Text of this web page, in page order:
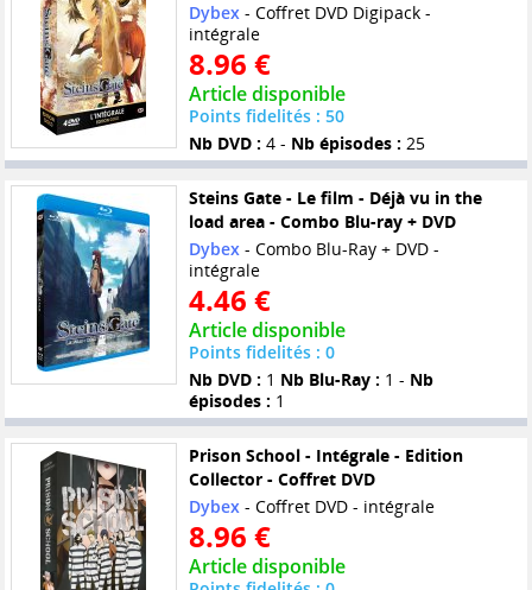
Dybex- Coffret DVD Digipack -
intégrale
8.96 €
Article disponible
Points fidelités : 50
Nb DVD : 4 - Nb épisodes : 25
Steins Gate - Le film - Déjà vu in the
load area - Combo Blu-ray + DVD
Dybex- Combo Blu-Ray + DVD -
intégrale
4.46 €
Article disponible
Points fidelités : 0
Nb DVD : 1 Nb Blu-Ray : 1 - Nb
épisodes : 1
Prison School - Intégrale - Edition
Collector - Coffret DVD
Dybex- Coffret DVD - intégrale
8.96 €
Article disponible